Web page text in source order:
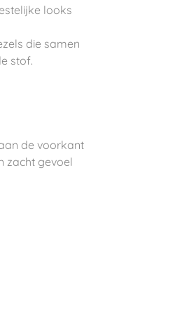
looks
die samen
stof.
de voorkant
zacht gevoel